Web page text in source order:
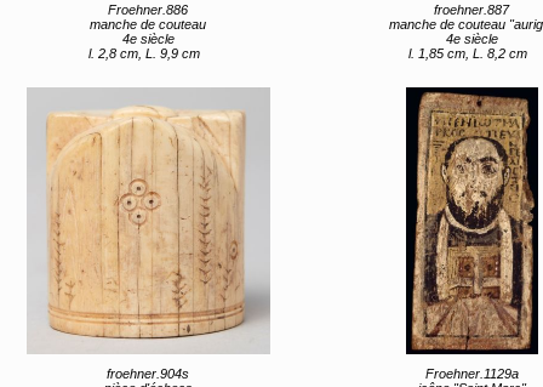
Froehner.886
manche de couteau
4e siècle
l. 2,8 cm, L. 9,9 cm
froehner.887
manche de couteau
4e siècle
l. 1,85 cm, L. 8,2 cm
froehner.904s
Froehner.1129a